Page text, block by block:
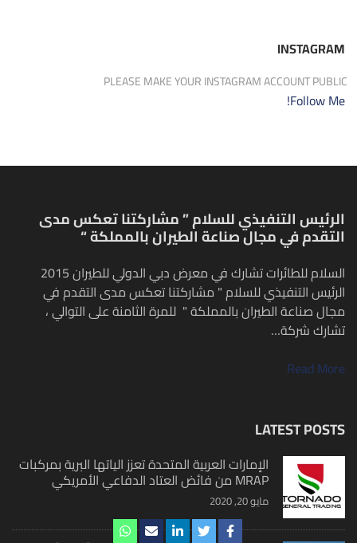
INSTAGRAM
PLEASE MAKE YOUR INSTAGRAM ACCOUNT PUBLIC
Follow Me!
الرئيس التنفيذي للسلام ” مشاركتنا تعكس مدى
التقدم في مجال صناعة الطيران بالمملكة “
السلام للطائرات تشارك في معرض دبي الدولي للطيران 2015
الرئيس التنفيذي للسلام " مشاركتنا تعكس مدى التقدم في
مجال صناعة الطيران بالمملكة " للمرة الثامنة على التوالي ،
تشارك شركة…
Read More
LATEST POSTS
الإمارات العربية المتحدة تعزز الياتها البرية بمركبات
MRAP من فائض العتاد الدفاعي الأمريكي
مايو 20, 2020